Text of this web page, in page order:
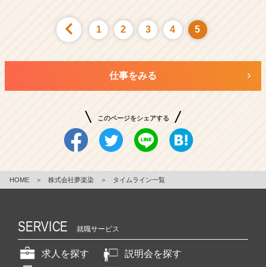
a
r
1 2 3 4 5
仕事をみる
このページをシェアする
HOME ＞ 株式会社夢楽染 ＞ タイムライン一覧
SERVICE 就職サービス
求人を探す
説明会を探す